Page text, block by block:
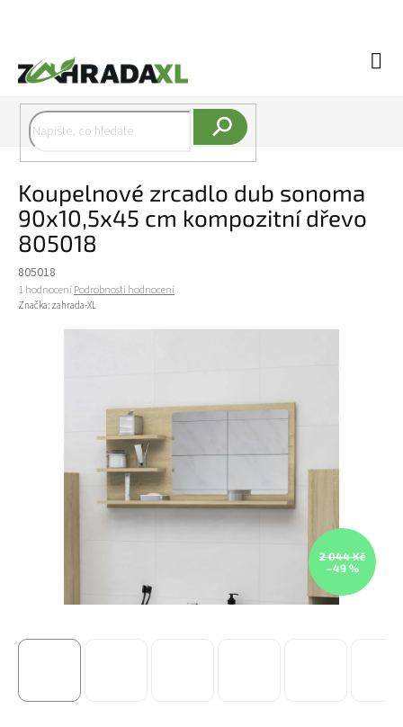
Koupelnové zrcadlo dub sonoma
90x10,5x45 cm kompozitní dřevo
805018
805018
Průměrné hodnocení produktu je 5,0 z 5 hvězdiček.
1 hodnoceníPodrobnosti hodnocení
Značka: zahrada-XL
2 044 Kč
–49 %